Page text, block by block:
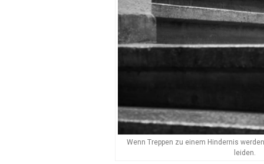
Wenn Treppen zu einem Hindernis
leiden.